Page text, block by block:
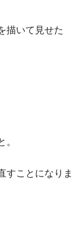
描いて見せた
。
すことになりま